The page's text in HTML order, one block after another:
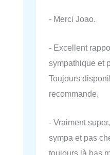
- Merci Joao.
- Excellent
sympathique et
Toujours
recommande.
- Vraiment
sympa et pas
toujours là bas